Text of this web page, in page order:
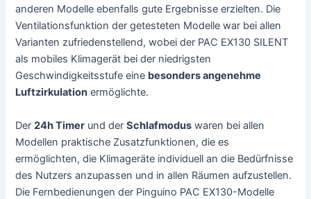
anderen Modelle ebenfalls gute Ergebnisse erzielten. Die
Ventilationsfunktion der getesteten Modelle war bei allen
Varianten zufriedenstellend, wobei der PAC EX130 SILENT
als mobiles Klimagerät bei der niedrigsten
Geschwindigkeitsstufe eine besonders angenehme
Luftzirkulation ermöglichte.
Der24h Timer und derSchlafmodus waren bei allen
Modellen praktische Zusatzfunktionen, die es
ermöglichten, die Klimageräte individuell an die Bedürfnisse
des Nutzers anzupassen und in allen Räumen aufzustellen.
Die Fernbedienungen der Pinguino PAC EX130-Modelle